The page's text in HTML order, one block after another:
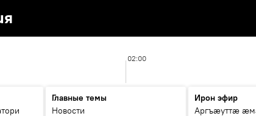
02:00
Главные темы
Новости
Ирон эфир
Аргъæуттæ